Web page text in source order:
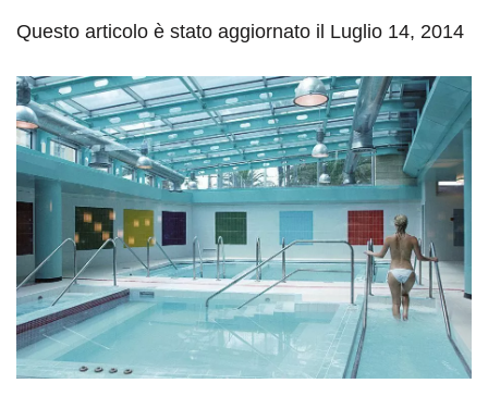
Questo articolo è stato aggiornato il Luglio 14, 2014